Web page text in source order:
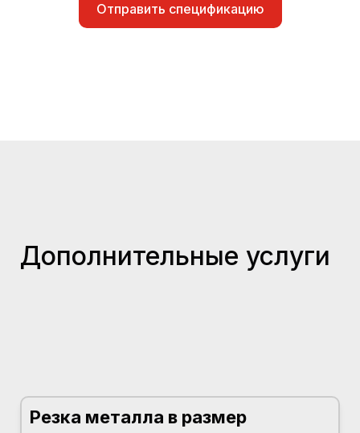
Отправить спецификацию
Дополнительные услуги
Резка металла в размер